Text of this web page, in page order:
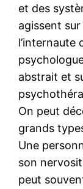
et des
agissent
l’internaute
abstrait et
On peut
grands
Une
son
peut